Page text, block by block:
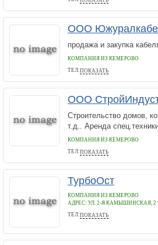
ООО
продажа и закупка
КОМПАНИЯ ИЗ КЕМЕРОВО
ТЕЛ:ПОКАЗАТЬ
89514888413
ООО
Строительство домов,
т.д.. Аренда
КОМПАНИЯ ИЗ КЕМЕРОВО
ТЕЛ:ПОКАЗАТЬ
89039931298
ТурбоОст
КОМПАНИЯ ИЗ КЕМЕРОВО
АДРЕС: УЛ. 2-Я КАМЫШИНСКАЯ, 2
ТЕЛ:ПОКАЗАТЬ
+7-923-618-8227